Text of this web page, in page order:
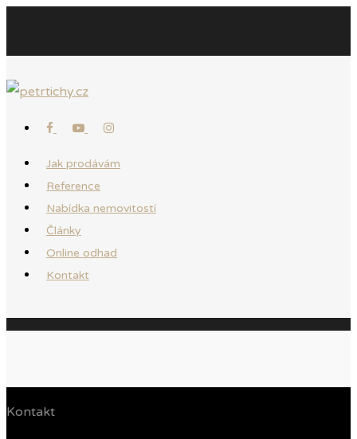
Jak prodávám
Reference
Nabídka nemovitostí
Články
Online odhad
Kontakt
Kontakt